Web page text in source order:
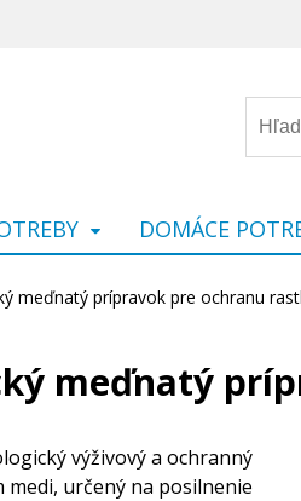
DOMÁCE
meďnatý prípravok pre ochranu
meďnatý
výživový a ochranný
určený na posilnenie